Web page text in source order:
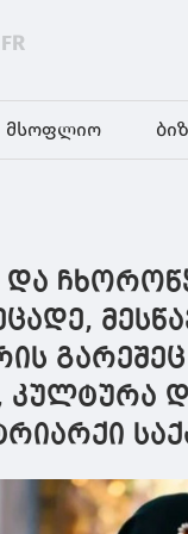
FR
მსოფლიო
და
კულტურა